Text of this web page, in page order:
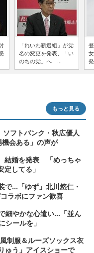
「れいわ新選組」が党
名の変更を発表、「い
のちの党」へ ...
もっと見る
フトバンク・秋広優人
会ある」の声が
結婚を発表 「めっちゃ
してる」
で...「ゆず」北川悠仁・
ラボにファン歓喜
細やかな心遣い...「並ん
シールを」
制服＆ルーズソックス衣
ゅう」アイスショーで